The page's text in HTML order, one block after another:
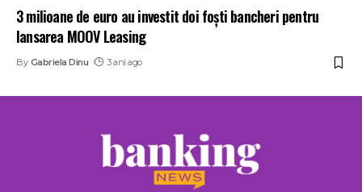
3 milioane de euro au investit doi foști bancheri pentru
lansarea MOOV Leasing
By Gabriela Dinu 3 ani ago